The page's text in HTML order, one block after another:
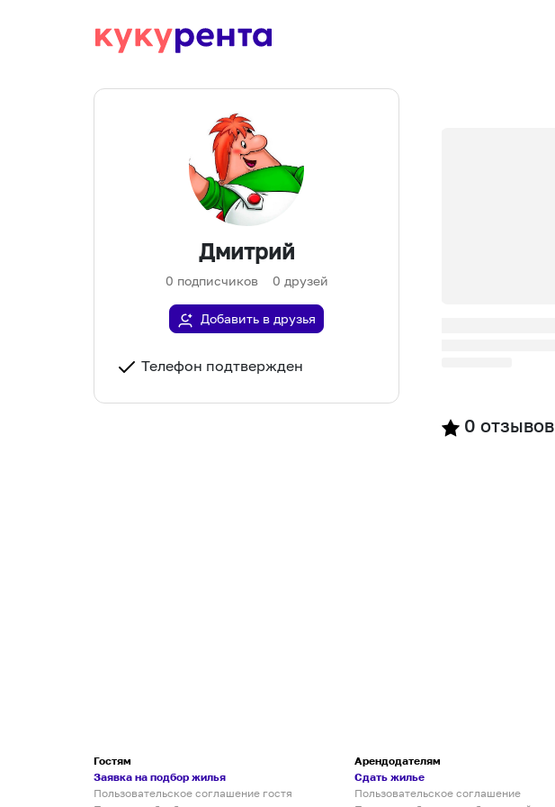
Дмитрий
0 подписчиков 0 друзей
Добавить в друзья
Телефон подтвержден
0 отзывов
Гостям
Заявка на подбор жилья
Пользовательское соглашение гостя
Арендодателям
Сдать жилье
Пользовательское соглашение